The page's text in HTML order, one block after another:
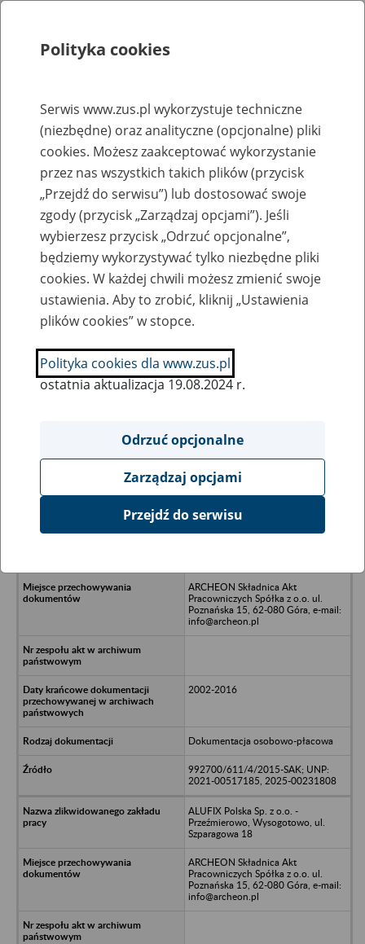
Rejestry, ewidencje i archiwa
Baza zlikwidowanych lub
przekształconych zakładów pracy
Nazwa zakładu pracy:
SZUKAJ
Ukryj wszystkie pozycje bazy
KKEL Sp. z o.o. (Benninghoven
ARCHEON Składnica Akt
Pracowniczych Spółka z o.o. ul.
Poznańska 15, 62-080 Góra, e-mail:
info@archeon.pl
2002-2016
Dokumentacja osobowo-płacowa
992700/611/4/2015-SAK; UNP:
2021-00517185, 2025-00231808
ALUFIX Polska Sp. z o.o. -
Przeźmierowo, Wysogotowo, ul.
Szparagowa 18
ARCHEON Składnica Akt
Pracowniczych Spółka z o.o. ul.
Poznańska 15, 62-080 Góra, e-mail:
info@archeon.pl
Polityka cookies
Serwis www.zus.pl wykorzystuje techniczne
(niezbędne) oraz analityczne (opcjonalne) pliki
cookies. Możesz zaakceptować wykorzystanie
przez nas wszystkich takich plików (przycisk
„Przejdź do serwisu”) lub dostosować swoje
zgody (przycisk „Zarządzaj opcjami”). Jeśli
wybierzesz przycisk „Odrzuć opcjonalne”,
będziemy wykorzystywać tylko niezbędne pliki
cookies. W każdej chwili możesz zmienić swoje
ustawienia. Aby to zrobić, kliknij „Ustawienia
plików cookies” w stopce.
Polityka cookies dla www.zus.pl
ostatnia aktualizacja 19.08.2024 r.
Odrzuć opcjonalne
Zarządzaj opcjami
Przejdź do serwisu